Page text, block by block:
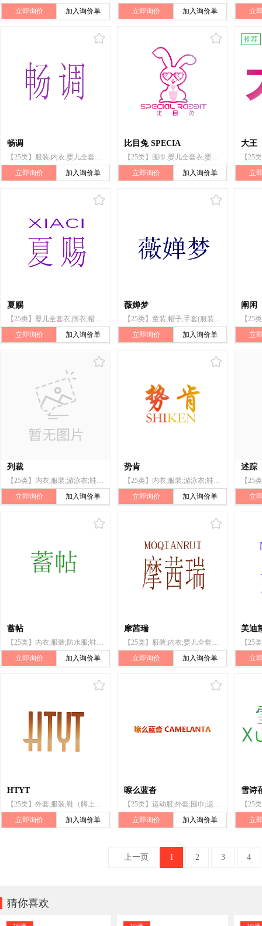
立即询价
加入询价单
立即询价
加入询价单 立
畅调
【25类】服装;内衣;婴儿全套衣;游泳衣;雨衣;鞋（脚上的穿着物）;帽子;袜;围巾;腰带
立即询价
加入询价单
比目兔 SPECIA
【25类】围巾;婴儿全套衣;婴儿裤（内衣）;帽子;服装;睡衣;童装;腰带;袜;鞋
立即询价
加入询价单
推荐
大王
立
夏赐
【25类】婴儿全套衣;雨衣;帽子;腰带;服装;围巾;内衣;游泳衣;鞋（脚上的穿着物）;袜
立即询价
加入询价单
薇婵梦
【25类】童装;帽子;手套(服装);围巾;袜;腰带;婚纱;围脖;鞋(脚上的穿着物);服装
立即询价
加入询价单
阐闲
立
列裁
【25类】内衣;服装;游泳衣;鞋(脚上的穿着物);帽子;袜;手套(服装);围脖;腰带;婚纱
立即询价
加入询价单
势肯
【25类】内衣;服装;游泳衣;鞋(脚上的穿着物);帽子;袜;手套(服装);围脖;腰带;婚纱
立即询价
加入询价单
述踪
立
蓄帖
【25类】内衣;服装;防水服;鞋（脚上的穿着物）;帽子;袜;手套（服装）;围脖;腰带;婚纱
立即询价
加入询价单
摩茜瑞
【25类】服装;内衣;婴儿全套衣;游泳衣;雨衣;鞋(脚上的穿着物);帽子;袜;围巾;腰带
立即询价
加入询价单
美迪
立
HTYT
【25类】外套;服装;鞋（脚上的穿着物）;帽子;袜;手套（服装）;领带;腰带;婚纱;宗教服装
立即询价
加入询价单
嚓么蓝沓
【25类】运动服;外套;围巾;运动鞋;鞋;帽子;袜;手套(服装);腰带;服装
立即询价
加入询价单
雪诗
立
上一页 1 2 3 4
猜你喜欢